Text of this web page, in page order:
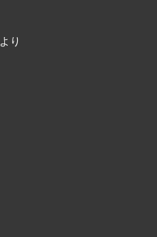
より